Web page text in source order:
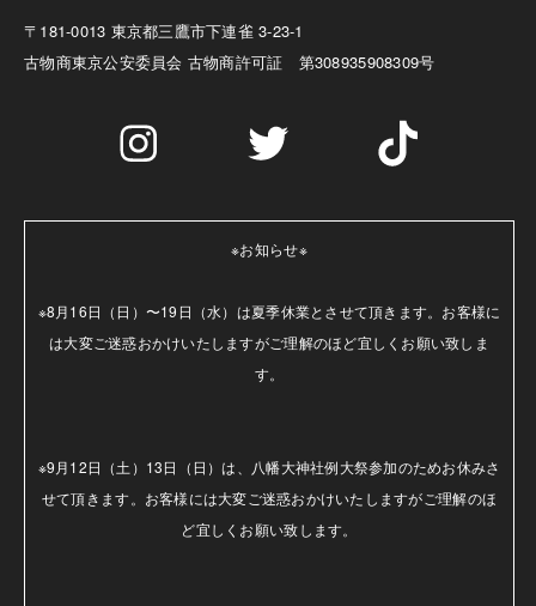
〒181-0013 東京都三鷹市下連雀 3-23-1
古物商東京公安委員会 古物商許可証 第308935908309号
※お知らせ※
※8月16日（日）〜19日（水）は夏季休業とさせて頂きます。お客様に
は大変ご迷惑おかけいたしますがご理解のほど宜しくお願い致しま
す。
※9月12日（土）13日（日）は、八幡大神社例大祭参加のためお休みさ
せて頂きます。お客様には大変ご迷惑おかけいたしますがご理解のほ
ど宜しくお願い致します。